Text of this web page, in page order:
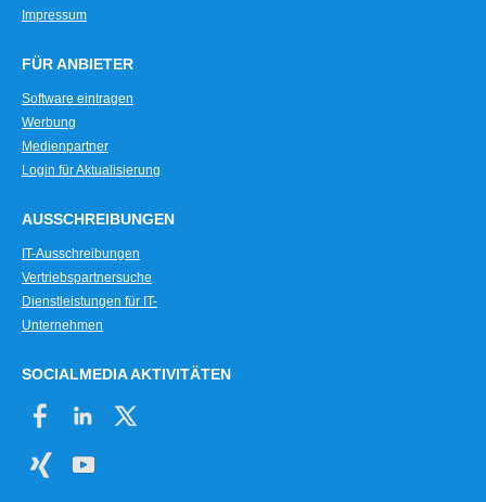
Impressum
FÜR ANBIETER
Software eintragen
Werbung
Medienpartner
Login für Aktualisierung
AUSSCHREIBUNGEN
IT-Ausschreibungen
Vertriebspartnersuche
Dienstleistungen für IT-
Unternehmen
SOCIALMEDIA AKTIVITÄTEN